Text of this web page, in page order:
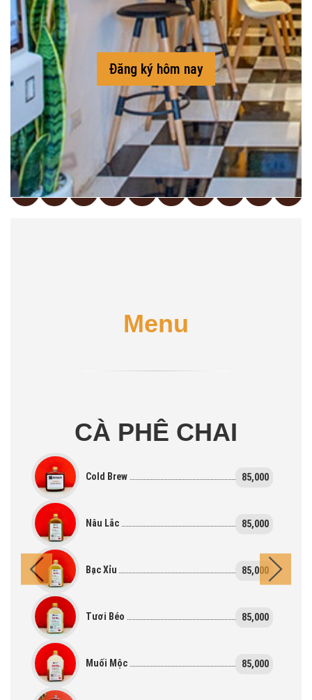
Đăng ký hôm nay
Menu
CÀ PHÊ CHAI
Cold Brew 85,000
Nâu Lắc 85,000
Bạc Xỉu 85,000
Tươi Béo 85,000
Muối Mộc 85,000